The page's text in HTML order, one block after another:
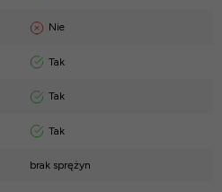
Nie
Tak
Tak
Tak
brak sprężyn